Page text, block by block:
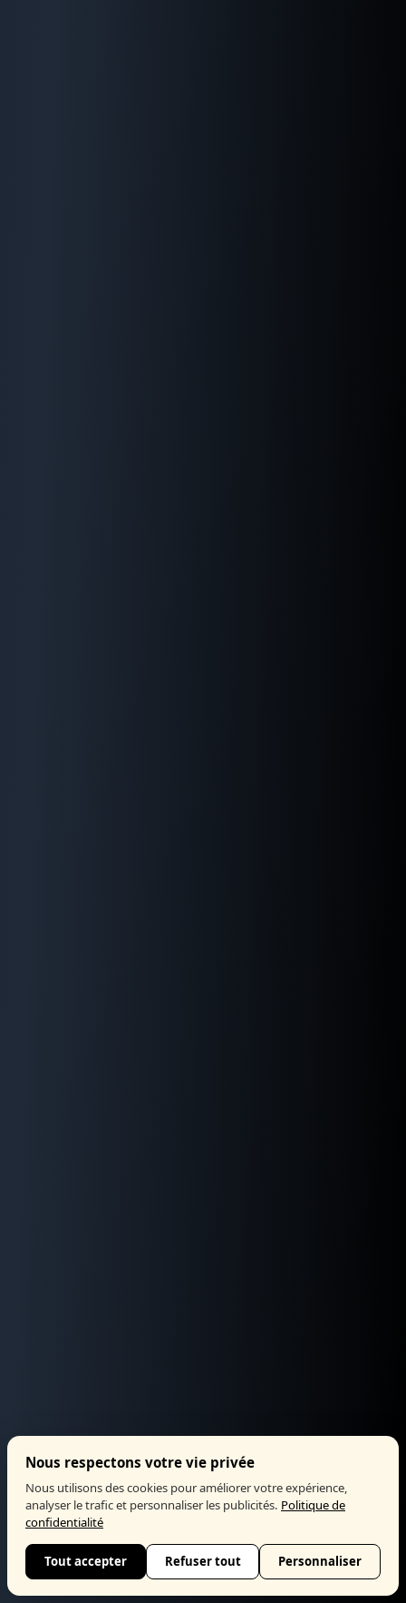
Nous respectons votre vie privée
Nous utilisons des cookies pour améliorer votre expérience,
analyser le trafic et personnaliser les publicités. Politique de
confidentialité
Tout accepter Refuser tout Personnaliser